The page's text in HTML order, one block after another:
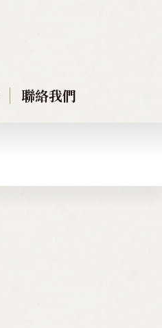
聯絡我們